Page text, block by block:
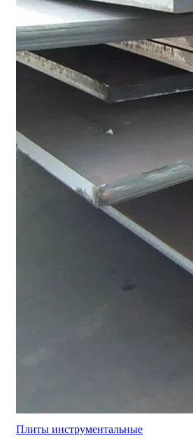
Плиты инструментальные